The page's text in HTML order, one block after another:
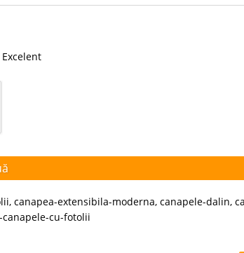
Excelent
, canapea-extensibila-moderna, canapele-dalin,
cu-fotolii